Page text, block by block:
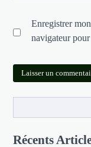
Enregistrer
navigateur
Récents